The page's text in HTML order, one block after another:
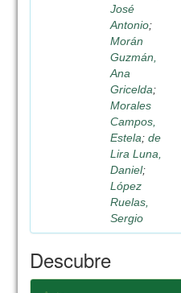
José
Antonio;
Morán
Guzmán,
Ana
Gricelda;
Morales
Campos,
Estela; de
Lira Luna,
Daniel;
López
Ruelas,
Sergio
Descubre